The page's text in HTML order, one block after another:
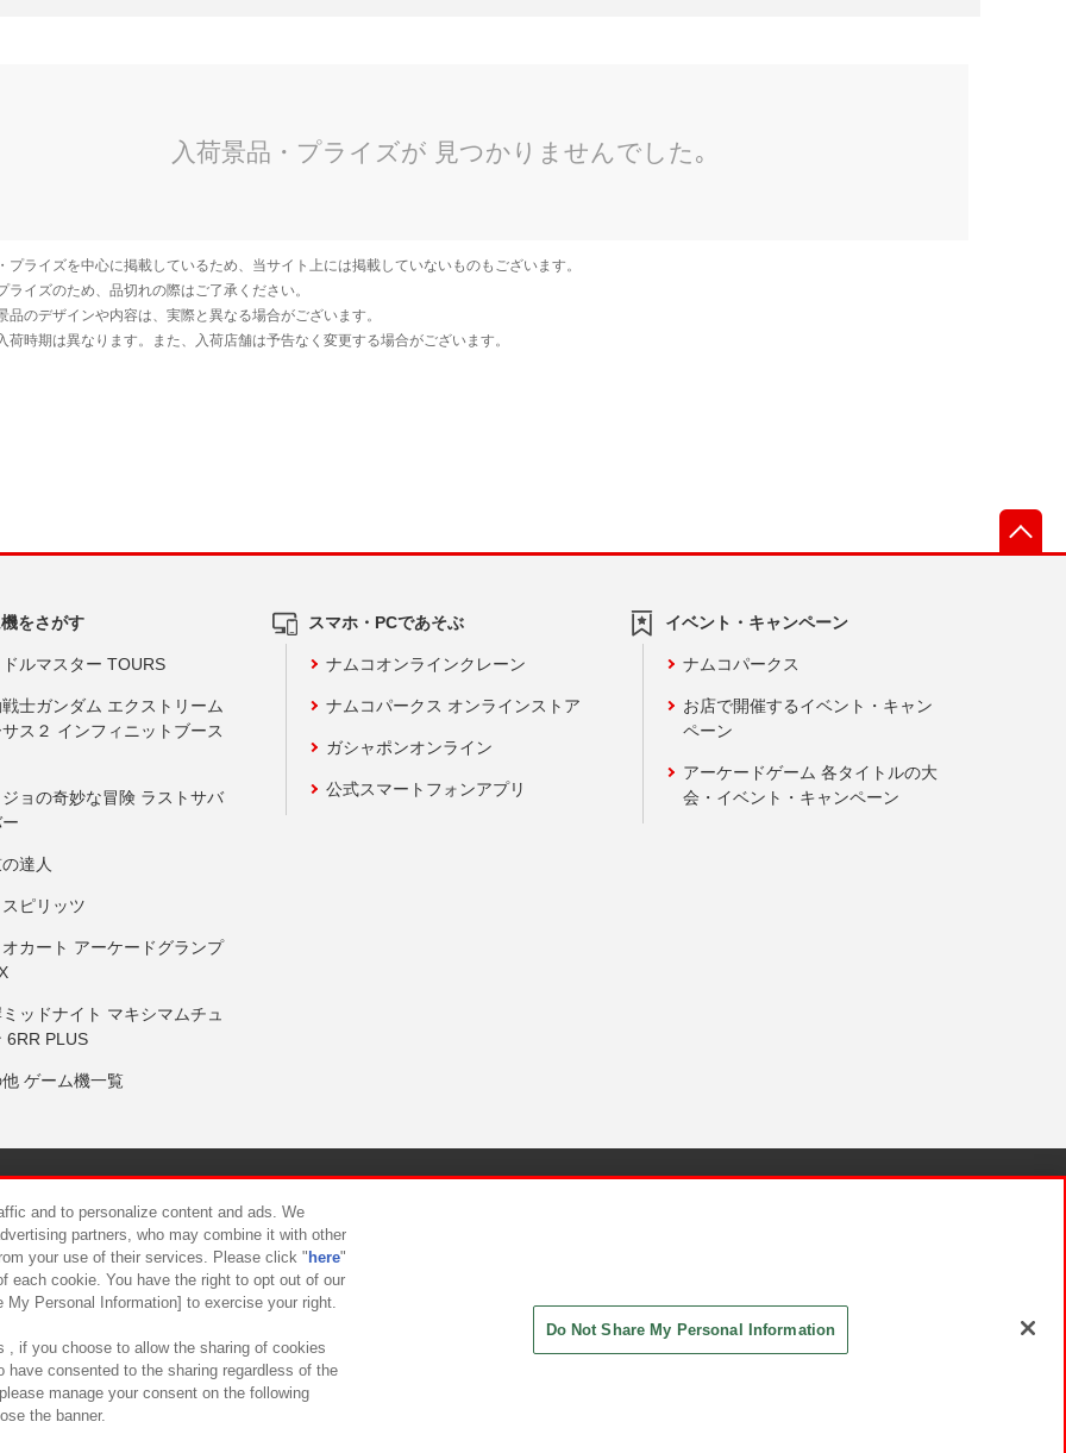
をさがす
ルマスター TOURS
士ガンダム エクストリーム
ス２ インフィニットブース
ョの奇妙な冒険 ラストサバ
達人
ピリッツ
カート アーケードグランプ
ッドナイト マキシマムチュ
6RR PLUS
ゲーム機一覧
スマホ・PCであそぶ
ナムコオンラインクレーン
ナムコパークス オンラインストア
ガシャポンオンライン
公式スマートフォンアプリ
イベント・キャンペーン
ナムコパークス
お店で開催するイベント・キャン
ペーン
アーケードゲーム 各タイトルの大
会・イベント・キャンペーン
について カスタマーハラスメント対応方針
and to personalize content and ads. We
partners, who may combine it with other
your use of their services. Please click " here"
each cookie. You have the right to opt out of our
Personal Information] to exercise your right.
, if you choose to allow the sharing of cookies
have consented to the sharing regardless of the
manage your consent on the following
the banner.
Do Not Share My Personal Information